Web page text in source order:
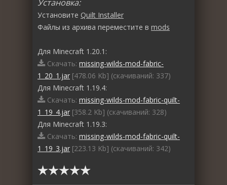
Установка:
Установите Quilt Installer
Файлы из архива переместите в mods
Для Minecraft 1.20.1:
Скачать: missing-wilds-mod-fabric-
1_20_1.jar [478.06 Kb] (cкачиваний: 337)
Для Minecraft 1.19.4:
Скачать: missing-wilds-mod-fabric-quilt-
1_19_4.jar [358.2 Kb] (cкачиваний: 328)
Для Minecraft 1.19.3:
Скачать: missing-wilds-mod-fabric-quilt-
1_19_3.jar [223.13 Kb] (cкачиваний: 342)